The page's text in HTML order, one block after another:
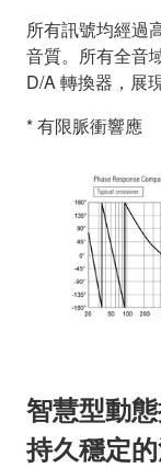
所有訊號均經過
音質。所有全音
D/A 轉換器，展
* 有限脈衝響應
智慧型動
持久穩定